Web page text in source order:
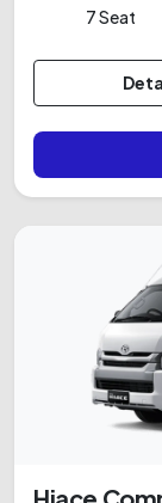
7 Seat